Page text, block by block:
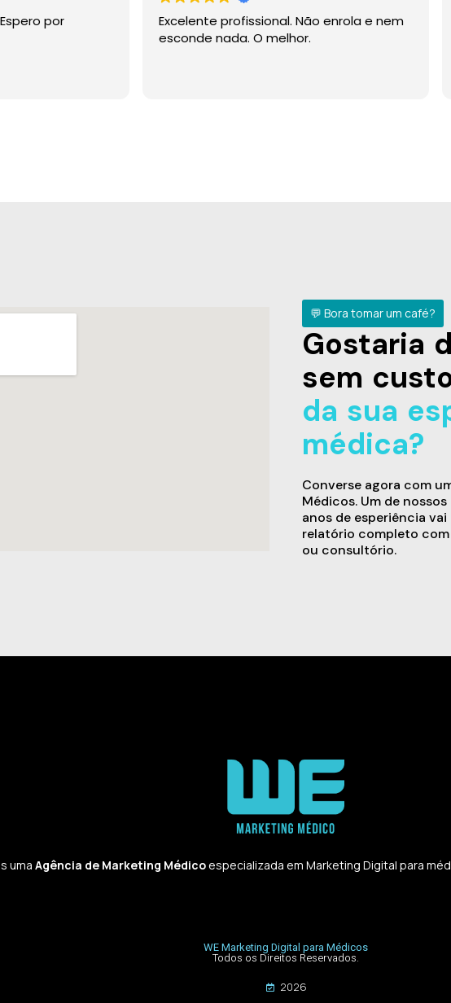
Excelente profissional. Não enrola e nem
esconde nada. O melhor.
💬 Bora tomar um café?
Gostaria
sem
da sua
médica?
Converse agora com
Médicos. Um de
anos de esperiência
relatório completo
ou consultório.
uma Agência de Marketing Médicoespecializada em Marketing Digital para
WE Marketing Digital para Médicos
Todos os Direitos Reservados.
2026